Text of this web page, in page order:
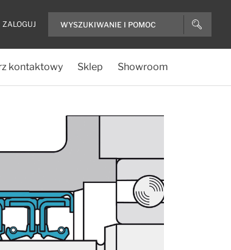
ZALOGUJ
kontaktowy Sklep Showroom